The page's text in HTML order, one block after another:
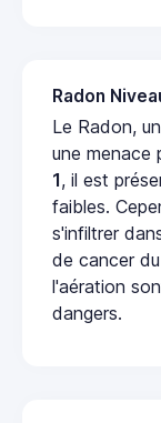
Radon
Le Radon,
une menace
1, il est
faibles.
s'infiltrer
de cancer
l'aération
dangers.